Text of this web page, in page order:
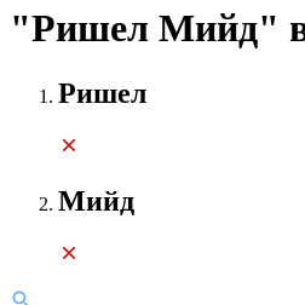
"Ришел Мийд" в
Ришел
Мийд